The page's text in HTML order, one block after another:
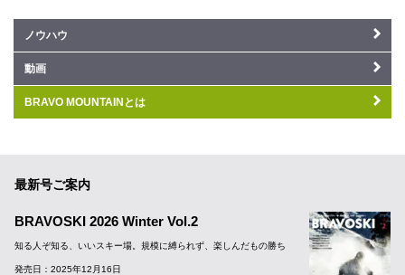
ノウハウ
動画
BRAVO MOUNTAINとは
最新号ご案内
BRAVOSKI 2026 Winter Vol.2
知る人ぞ知る、いいスキー場。規模に縛られず、楽しんだもの勝ち
発売日：2025年12月16日